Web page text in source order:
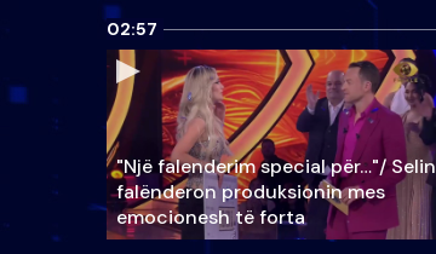
02:57
"Një falenderim special për…"/ Selin
falënderon produksionin mes
emocionesh të forta